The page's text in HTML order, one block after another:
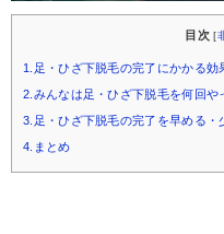
目次 [
1.足・ひざ下脱毛の完了にかかる効
2.みんなは足・ひざ下脱毛を何回や
3.足・ひざ下脱毛の完了を早める
4.まとめ